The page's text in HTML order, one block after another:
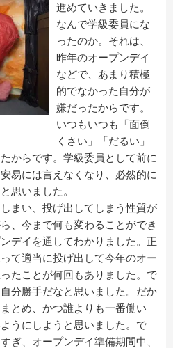
進めていきました。
なんで学級委員にな
ったのか。それは、
昨年のオープンデイ
などで、あまり積極
的でなかった自分が
嫌だったからです。
いつもいつも「面倒
くさい」「だるい」
からです。学級委員として前に
易には言えなくなり、必然的に
思いました。
まい、投げ出してしまう性質が
、今まで何も変わることができ
デイを通してわかりました。正
て適当に投げ出して今年のオー
たことが何回もありました。で
分勝手だなと思いました。だか
とめ、かつ誰よりも一番働い
うにしようと思いました。で
ぎ、オープンデイ準備期間中、